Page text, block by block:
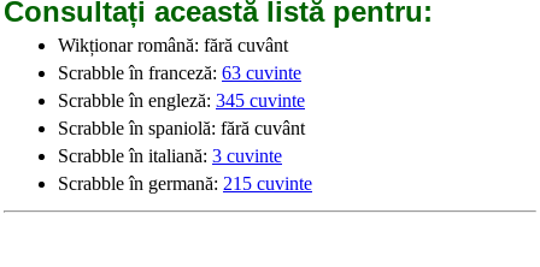
Consultați această listă pentru:
Wikționar română: fără cuvânt
Scrabble în franceză: 63 cuvinte
Scrabble în engleză: 345 cuvinte
Scrabble în spaniolă: fără cuvânt
Scrabble în italiană: 3 cuvinte
Scrabble în germană: 215 cuvinte